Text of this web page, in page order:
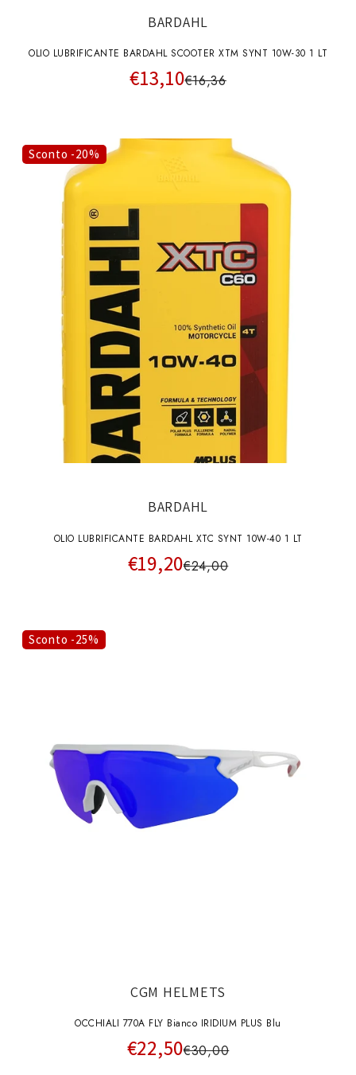
BARDAHL
OLIO LUBRIFICANTE BARDAHL SCOOTER XTM SYNT 10W-30 1 LT
€13,10€16,36
Sconto -20%
BARDAHL
OLIO LUBRIFICANTE BARDAHL XTC SYNT 10W-40 1 LT
€19,20€24,00
Sconto -25%
CGM HELMETS
OCCHIALI 770A FLY Bianco IRIDIUM PLUS Blu
€22,50€30,00